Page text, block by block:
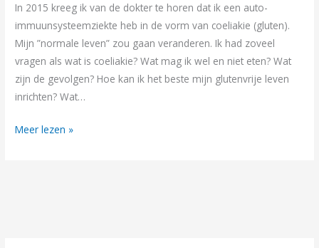
In 2015 kreeg ik van de dokter te horen dat ik een auto-
immuunsysteemziekte heb in de vorm van coeliakie (gluten).
Mijn ”normale leven” zou gaan veranderen. Ik had zoveel
vragen als wat is coeliakie? Wat mag ik wel en niet eten? Wat
zijn de gevolgen? Hoe kan ik het beste mijn glutenvrije leven
inrichten? Wat…
coeliakie!
Wat
is
dat?
Meer lezen »